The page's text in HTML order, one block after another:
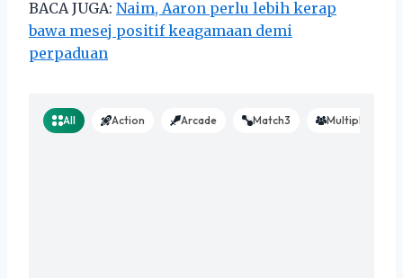
BACA JUGA: Naim, Aaron perlu lebih kerap
bawa mesej positif keagamaan demi
perpaduan